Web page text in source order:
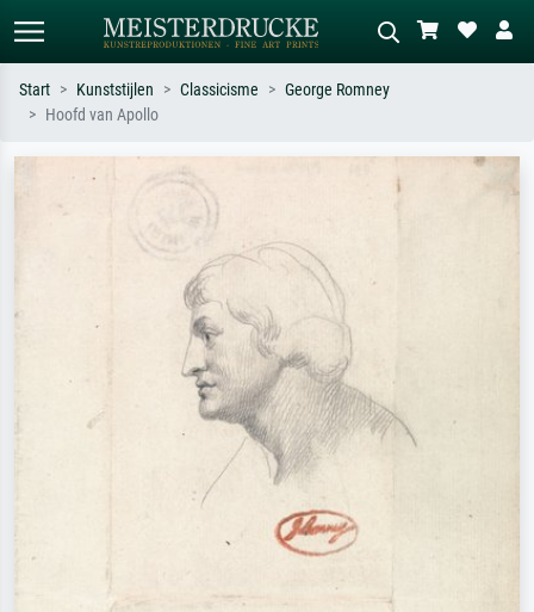
Zoek op kunstenaar, titel of stijl – bijv.
Monet, Sterrennacht, impressionisme,
Beschrijf de scène – bijv. groene
Start Kunststijlen Classicisme
George Romney
Hoofd van Apollo